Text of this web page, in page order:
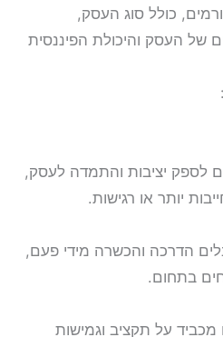
כולל סוג העסק,
של העסק והיכולת הפיננסית
לספק יציבות והתמדה לעסק,
יותר או רגישות.
הדרכה והכשרה מידי פעם,
בתחום.
מכביד על תקציב וגמישות